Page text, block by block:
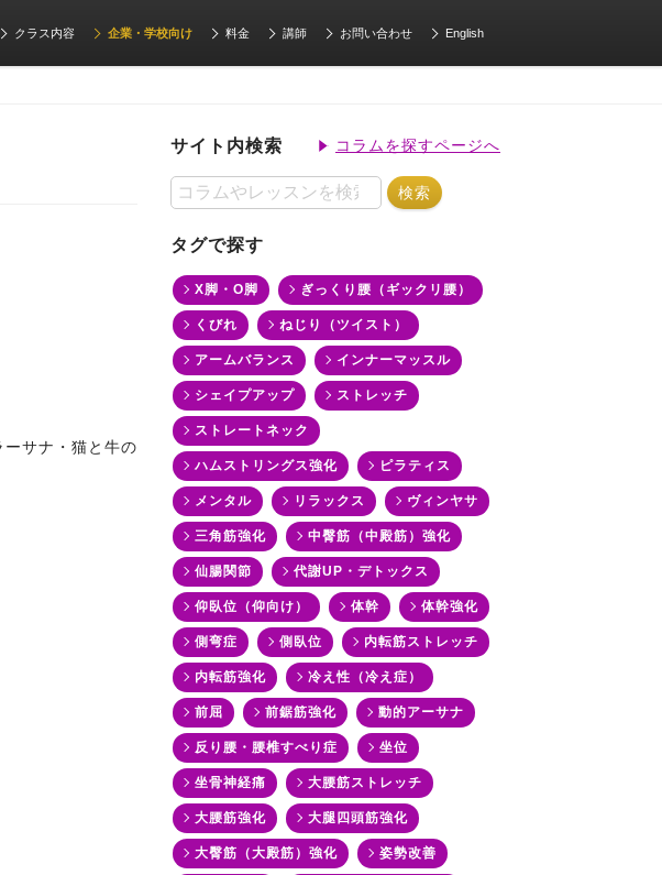
クラス内容 企業・学校向け 料金 講師 お問い合わせ English
サナ・猫と牛の
サイト内検索 コラムを探すページへ
タグで探す
X脚・O脚 ぎっくり腰（ギックリ腰）
くびれ ねじり（ツイスト）
アームバランス インナーマッスル
シェイプアップ ストレッチ
ストレートネック
ハムストリングス強化 ピラティス
メンタル リラックス ヴィンヤサ
三角筋強化 中臀筋（中殿筋）強化
仙腸関節 代謝UP・デトックス
仰臥位（仰向け） 体幹 体幹強化
側弯症 側臥位 内転筋ストレッチ
内転筋強化 冷え性（冷え症）
前屈 前鋸筋強化 動的アーサナ
反り腰・腰椎すべり症 坐位
坐骨神経痛 大腰筋ストレッチ
大腰筋強化 大腿四頭筋強化
大臀筋（大殿筋）強化 姿勢改善